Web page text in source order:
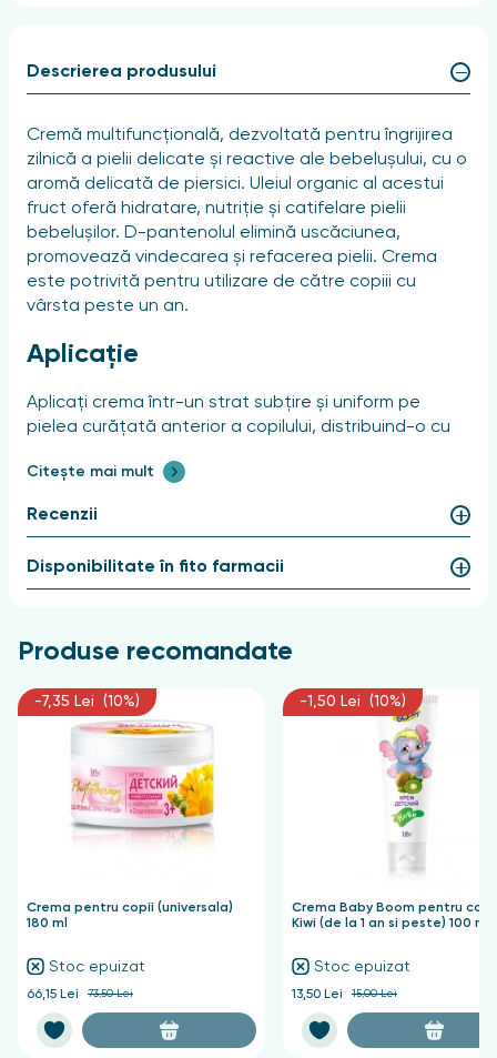
Descrierea produsului
Cremă multifuncțională, dezvoltată pentru îngrijirea
zilnică a pielii delicate și reactive ale bebelușului, cu o
aromă delicată de piersici. Uleiul organic al acestui
fruct oferă hidratare, nutriție și catifelare pielii
bebelușilor. D-pantenolul elimină uscăciunea,
promovează vindecarea și refacerea pielii. Crema
este potrivită pentru utilizare de către copiii cu
vârsta peste un an.
Aplicație
Aplicați crema într-un strat subțire și uniform pe
pielea curățată anterior a copilului, distribuind-o cu
Citește mai mult
Recenzii
Disponibilitate în fito farmacii
Produse recomandate
-7,35 Lei (10%)
Crema pentru copii (universala)
180 ml
Stoc epuizat
66,15 Lei 73,50 Lei
-1,50 Lei (10%)
Crema Baby Boom pentru copii
Kiwi (de la 1 an si peste) 100 ml
Stoc epuizat
13,50 Lei 15,00 Lei